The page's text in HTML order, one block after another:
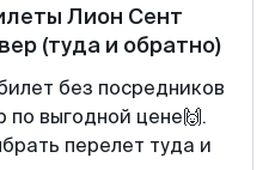
Лион Сент
(туда и обратно)
без посредников
по выгодной цене🙌.
перелет туда и